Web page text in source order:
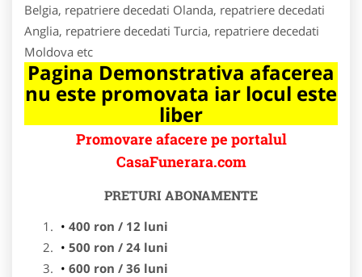
Belgia, repatriere decedati Olanda, repatriere decedati
Anglia, repatriere decedati Turcia, repatriere decedati
Moldova etc
Pagina Demonstrativa afacerea
nu este promovata iar locul este
liber
Promovare afacere pe portalul
CasaFunerara.com
PRETURI ABONAMENTE
400 ron / 12 luni
500 ron / 24 luni
600 ron / 36 luni